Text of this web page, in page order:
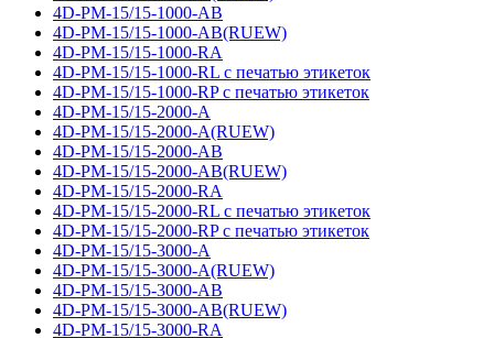
4D-PM-15/15-1000-AB
4D-PM-15/15-1000-AB(RUEW)
4D-PM-15/15-1000-RA
4D-PM-15/15-1000-RL с печатью этикеток
4D-PM-15/15-1000-RP с печатью этикеток
4D-PM-15/15-2000-A
4D-PM-15/15-2000-A(RUEW)
4D-PM-15/15-2000-AB
4D-PM-15/15-2000-AB(RUEW)
4D-PM-15/15-2000-RA
4D-PM-15/15-2000-RL с печатью этикеток
4D-PM-15/15-2000-RP с печатью этикеток
4D-PM-15/15-3000-A
4D-PM-15/15-3000-A(RUEW)
4D-PM-15/15-3000-AB
4D-PM-15/15-3000-AB(RUEW)
4D-PM-15/15-3000-RA